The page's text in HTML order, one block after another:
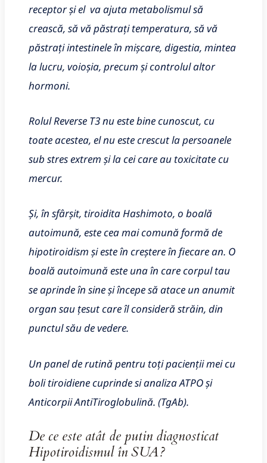
receptor și el va ajuta metabolismul să
crească, să vă păstrați temperatura, să vă
păstrați intestinele în mișcare, digestia, mintea
la lucru, voioșia, precum și controlul altor
hormoni.
Rolul Reverse T3 nu este bine cunoscut, cu
toate acestea, el nu este crescut la persoanele
sub stres extrem și la cei care au toxicitate cu
mercur.
Și, în sfârșit, tiroidita Hashimoto, o boală
autoimună, este cea mai comună formă de
hipotiroidism și este în creștere în fiecare an. O
boală autoimună este una în care corpul tau
se aprinde în sine și începe să atace un anumit
organ sau țesut care îl consideră străin, din
punctul său de vedere.
Un panel de rutină pentru toți pacienții mei cu
boli tiroidiene cuprinde si analiza ATPO și
Anticorpii AntiTiroglobulină. (TgAb).
De ce este atât de putin diagnosticat
Hipotiroidismul în SUA?